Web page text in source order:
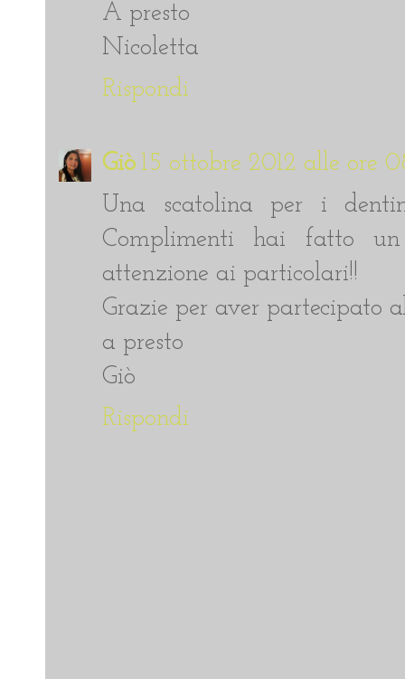
A presto
Nicoletta
Rispondi
Giò 15 ottobre 2012 alle ore
Una scatolina per i
Complimenti hai fatto
attenzione ai particolari!!
Grazie per aver partecipato
a presto
Giò
Rispondi